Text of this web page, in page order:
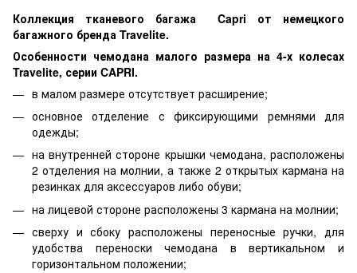
Коллекция тканевого багажа Capri от немецкого
багажного бренда Travelite.
Особенности чемодана малого размера на 4-х колесах
Travelite, серии CAPRI.
в малом размере отсутствует расширение;
основное отделение с фиксирующими ремнями для
одежды;
на внутренней стороне крышки чемодана, расположены
2 отделения на молнии, а также 2 открытых кармана на
резинках для аксессуаров либо обуви;
на лицевой стороне расположены 3 кармана на молнии;
сверху и сбоку расположены переносные ручки, для
удобства переноски чемодана в вертикальном и
горизонтальном положении;